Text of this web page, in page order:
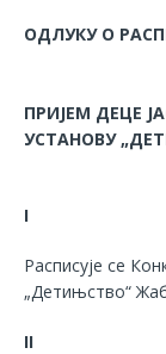
ОДЛУКУ О
ПРИЈЕМ ДЕЦЕ
ЗА
I
Расписује се
„Детињство“
II